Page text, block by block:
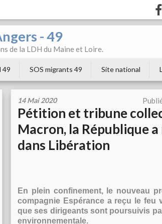
- 49
de la LDH du Maine et Loire.
49 SOS migrants 49 Site national
14 Mai 2020
Pétition et tribune
Macron, la République
dans Libération
En plein confinement, le nouveau
compagnie Espérance a reçu le feu
que ses dirigeants sont poursuivis
environnementale.